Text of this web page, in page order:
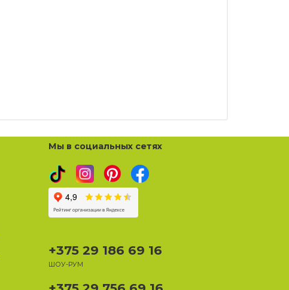
Мы в социальных сетях
+375 29 186 69 16
ШОУ-РУМ